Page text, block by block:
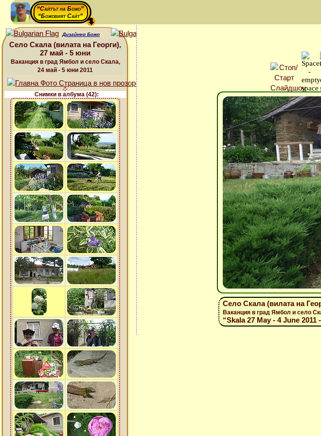
“Сайтът на Божо”
“Божовият Сайт”
Дизайнер Божо
Село Скала (вилата на Георги),
27 май - 5 юни
Ваканция в град Ямбол и село Скала,
24 май - 5 юни 2011
Снимки в албума (42):
Село Скала (вилата на
Ваканция в град Ямбол и село
“Skala 27 May - 4 June 2011